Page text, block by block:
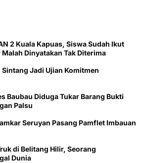
2 Kuala Kapuas, Siswa Sudah Ikut
Malah Dinyatakan Tak Diterima
Sintang Jadi Ujian Komitmen
Baubau Diduga Tukar Barang Bukti
Palsu
Seruyan Pasang Pamflet Imbauan
di Belitang Hilir, Seorang
Dunia